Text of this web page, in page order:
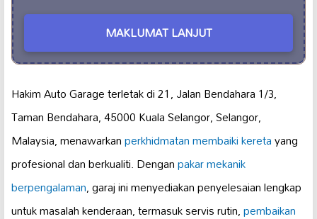
MAKLUMAT LANJUT
Hakim Auto Garage terletak di 21, Jalan Bendahara 1/3,
Taman Bendahara, 45000 Kuala Selangor, Selangor,
Malaysia, menawarkanperkhidmatan membaiki keretayang
profesional dan berkualiti. Denganpakar mekanik
berpengalaman, garaj ini menyediakan penyelesaian lengkap
untuk masalah kenderaan, termasuk servis rutin,pembaikan